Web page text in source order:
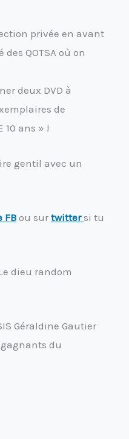
privée en avant
QOTSA où on
deux DVD à
de
10 ans » !
gentil avec un
FB ou sur twitter si tu
dieu random
Géraldine Gautier
du